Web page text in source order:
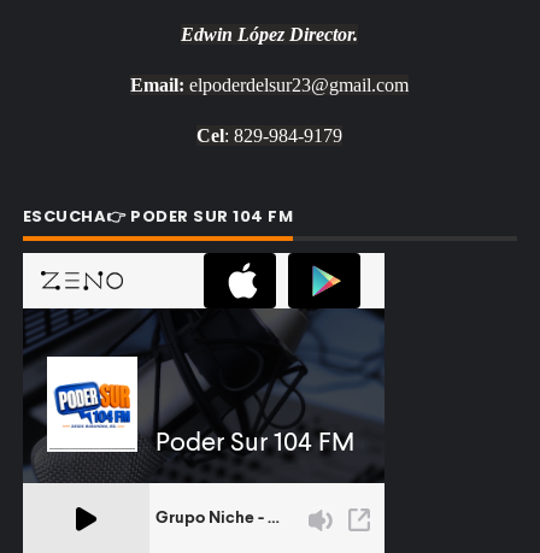
Edwin López Director.
Email: elpoderdelsur23@gmail.com
Cel: 829-984-9179
ESCUCHA👉 PODER SUR 104 FM